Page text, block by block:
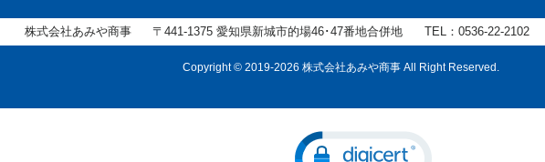
株式会社あみや商事 〒441-1375愛知県新城市的場46･47番地合併地 TEL： 0536-22-2102
Copyright © 2019-2026 株式会社あみや商事 All Right Reserved.